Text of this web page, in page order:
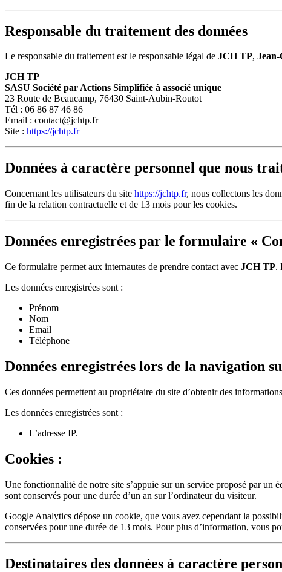
Responsable du traitement des données
Le responsable du traitement est le responsable légal de JCH TP,
JCH TP
SASU Société par Actions Simplifiée à associé unique
23 Route de Beaucamp, 76430 Saint-Aubin-Routot
Tél : 06 86 87 46 86
Email : contact@jchtp.fr
Site : https://jchtp.fr
Données à caractère personnel que nous
Concernant les utilisateurs du site https://jchtp.fr, nous collectons les
fin de la relation contractuelle et de 13 mois pour les cookies.
Données enregistrées par le formulaire «
Ce formulaire permet aux internautes de prendre contact avec JCH TP.
Les données enregistrées sont :
Prénom
Nom
Email
Téléphone
Données enregistrées lors de la navigation
Ces données permettent au propriétaire du site d’obtenir des
Les données enregistrées sont :
L’adresse IP.
Cookies :
Une fonctionnalité de notre site s’appuie sur un service proposé par un
sont conservés pour une durée d’un an sur l’ordinateur du visiteur.
Google Analytics dépose un cookie, que vous avez cependant la
conservées pour une durée de 13 mois. Pour plus d’information, vous
Destinataires des données à caractère